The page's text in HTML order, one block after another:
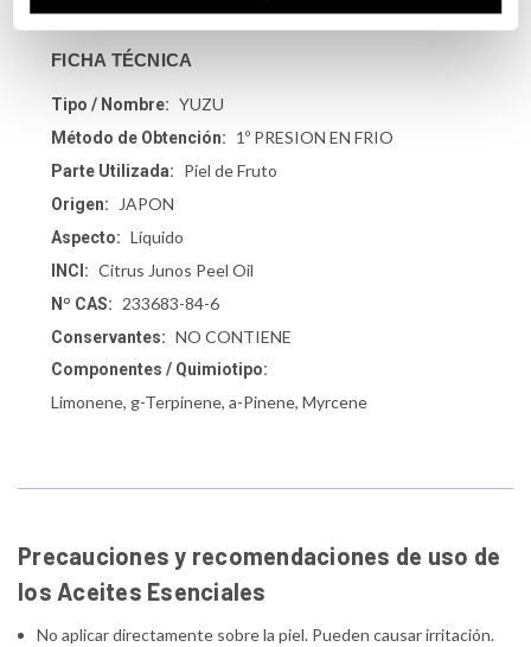
FICHA TÉCNICA
Tipo / Nombre: YUZU
Método de Obtención: 1º PRESION EN FRIO
Parte Utilizada: Piel de Fruto
Origen: JAPON
Aspecto: Líquido
INCI: Citrus Junos Peel Oil
Nº CAS: 233683-84-6
Conservantes: NO CONTIENE
Componentes / Quimiotipo:
Limonene, g-Terpinene, a-Pinene, Myrcene
Precauciones y recomendaciones de uso de
los Aceites Esenciales
No aplicar directamente sobre la piel. Pueden causar irritación.